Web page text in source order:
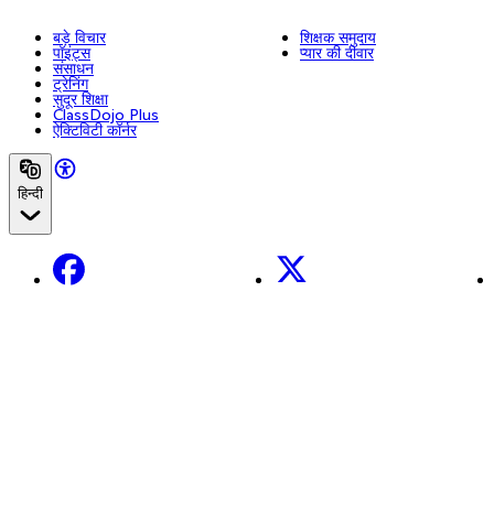
बड़े विचार
पॉइंट्स
संसाधन
ट्रेनिंग
सुदूर शिक्षा
ClassDojo Plus
ऐक्टिविटी कॉर्नर
शिक्षक समुदाय
प्यार की दीवार
हिन्दी
Facebook X